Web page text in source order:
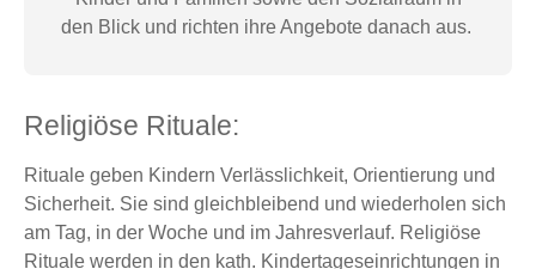
den Blick und richten ihre Angebote danach aus.
Religiöse Rituale:
Rituale geben Kindern Verlässlichkeit, Orientierung und
Sicherheit. Sie sind gleichbleibend und wiederholen sich
am Tag, in der Woche und im Jahresverlauf. Religiöse
Rituale werden in den kath. Kindertageseinrichtungen in